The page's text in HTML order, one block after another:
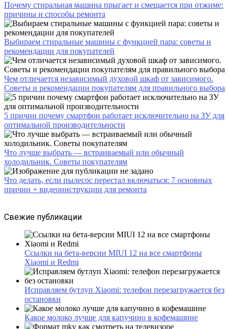
Почему стиральная машина прыгает и смещается при отжиме:
причины и способы ремонта
Выбираем стиральные машины с функцией пара: советы и
рекомендации для покупателей
Чем отличается независимый духовой шкаф от зависимого.
Советы и рекомендации покупателям для правильного выбора
5 причин почему смартфон работает исключительно на ЗУ для
оптимальной производительности
Что лучше выбрать — встраиваемый или обычный
холодильник. Советы покупателям
Что делать, если пылесос перестал включаться: 7 основных
причин + видеоинструкции для ремонта
Свежие публикации
Ссылки на бета-версии MIUI 12 на все смартфоны
Xiaomi и Redmi
Исправляем бутлуп Xiaomi: телефон перезагружается без
остановки
Какое молоко лучше для капучино в кофемашине